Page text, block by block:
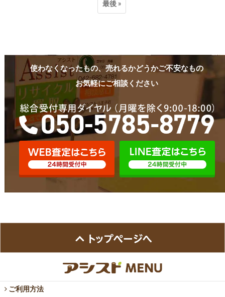
最後 »
使わなくなったもの、売れるかどうかご不安なもの
お気軽にご相談ください
ご利用方法